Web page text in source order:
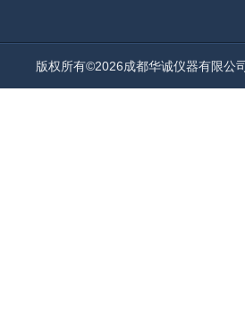
版权所有©2026成都华诚仪器有限